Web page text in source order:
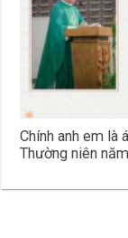
Chính anh em là
Thường niên